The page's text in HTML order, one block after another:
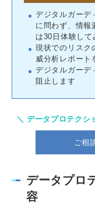
デジタルガーデ
に問わず、情報
は30日体験して
現状でのリスク
威分析レポート
デジタルガーデ
阻止します
＼ データプロテクシ
ご相
データプロ
容